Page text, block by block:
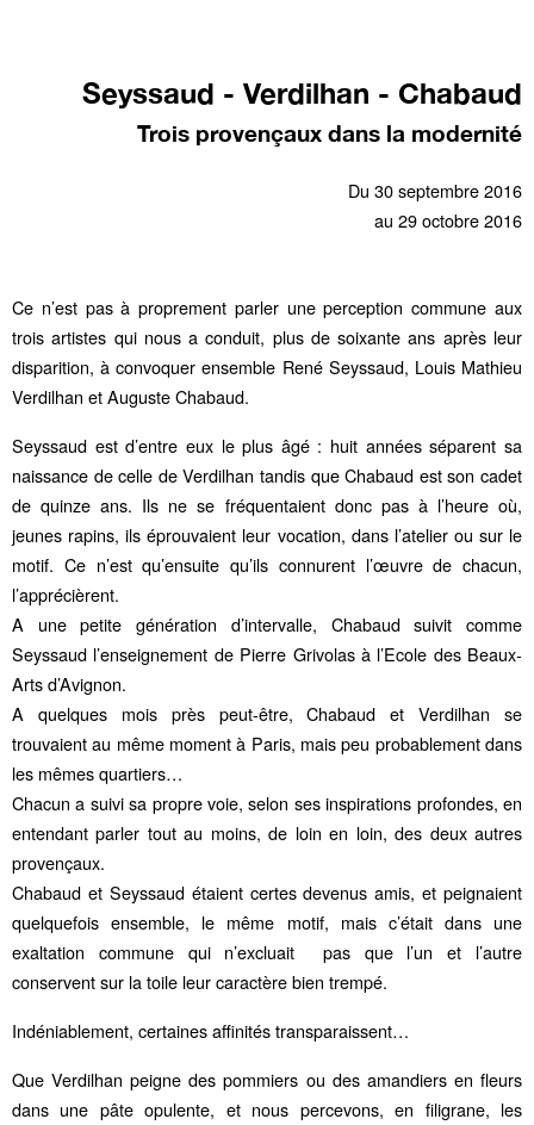
Seyssaud - Verdilhan - Chabaud
Trois provençaux dans la modernité
Du 30 septembre 2016
au 29 octobre 2016
Ce n’est pas à proprement parler une perception commune aux
trois artistes qui nous a conduit, plus de soixante ans après leur
disparition, à convoquer ensemble René Seyssaud, Louis Mathieu
Verdilhan et Auguste Chabaud.
Seyssaud est d’entre eux le plus âgé : huit années séparent sa
naissance de celle de Verdilhan tandis que Chabaud est son cadet
de quinze ans. Ils ne se fréquentaient donc pas à l’heure où,
jeunes rapins, ils éprouvaient leur vocation, dans l’atelier ou sur le
motif. Ce n’est qu’ensuite qu’ils connurent l’œuvre de chacun,
l’apprécièrent.
A une petite génération d’intervalle, Chabaud suivit comme
Seyssaud l’enseignement de Pierre Grivolas à l’Ecole des Beaux-
Arts d’Avignon.
A quelques mois près peut-être, Chabaud et Verdilhan se
trouvaient au même moment à Paris, mais peu probablement dans
les mêmes quartiers…
Chacun a suivi sa propre voie, selon ses inspirations profondes, en
entendant parler tout au moins, de loin en loin, des deux autres
provençaux.
Chabaud et Seyssaud étaient certes devenus amis, et peignaient
quelquefois ensemble, le même motif, mais c’était dans une
exaltation commune qui n’excluait pas que l’un et l’autre
conservent sur la toile leur caractère bien trempé.
Indéniablement, certaines affinités transparaissent…
Que Verdilhan peigne des pommiers ou des amandiers en fleurs
dans une pâte opulente, et nous percevons, en filigrane, les